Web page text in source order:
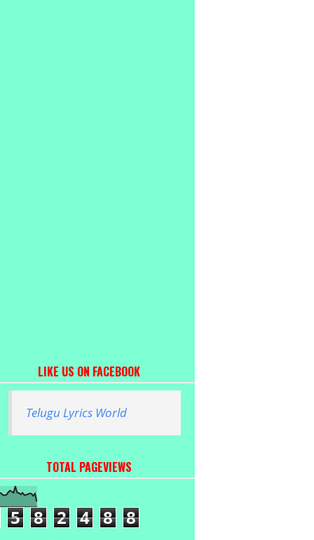
LIKE US ON FACEBOOK
Telugu Lyrics World
TOTAL PAGEVIEWS
5 8 2 4 8 8